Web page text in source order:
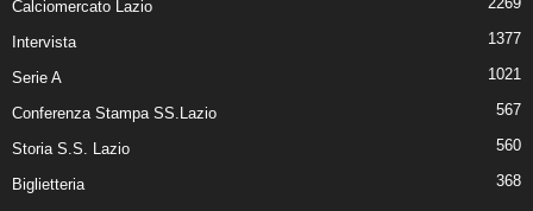
Calciomercato Lazio
Intervista 1377
Serie A 1021
Conferenza Stampa SS.Lazio 567
Storia S.S. Lazio 560
Biglietteria 368